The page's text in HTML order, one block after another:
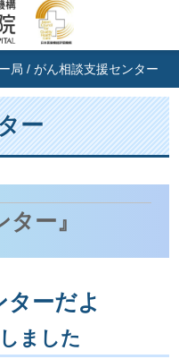
局 /がん相談支援センター
ー
ター』
ターだよ
ました